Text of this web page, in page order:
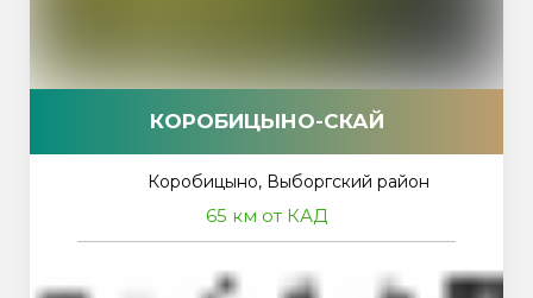
КОРОБИЦЫНО-СКАЙ
Коробицыно, Выборгский район
65 км от КАД